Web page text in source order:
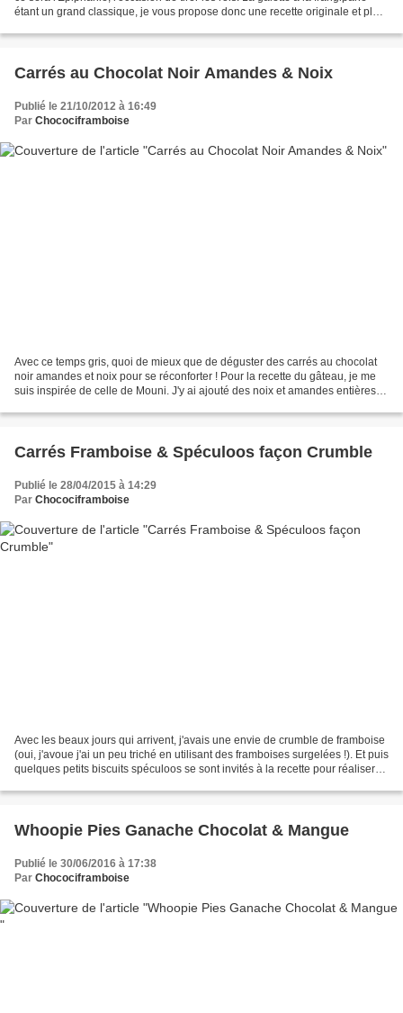
étant un grand classique, je vous propose donc une recette originale et plus
Carrés au Chocolat Noir Amandes & Noix
Publié le 21/10/2012 à 16:49
Par Chocociframboise
Avec ce temps gris, quoi de mieux que de déguster des carrés au chocolat
noir amandes et noix pour se réconforter ! Pour la recette du gâteau, je me
suis inspirée de celle de Mouni. J'y ai ajouté des noix et amandes entières.
Carrés Framboise & Spéculoos façon Crumble
Publié le 28/04/2015 à 14:29
Par Chocociframboise
Avec les beaux jours qui arrivent, j'avais une envie de crumble de framboise
(oui, j'avoue j'ai un peu triché en utilisant des framboises surgelées !). Et puis
quelques petits biscuits spéculoos se sont invités à la recette pour réaliser
Whoopie Pies Ganache Chocolat & Mangue
Publié le 30/06/2016 à 17:38
Par Chocociframboise